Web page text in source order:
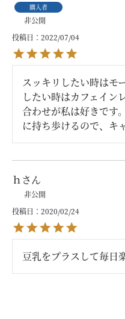
購入者
非公開
投稿日
2022/07/04
スッキリしたい時はモ
したい時はカフェイン
合わせが私は好きです
に持ち歩けるので、キ
ｈ
非公開
投稿日
2020/02/24